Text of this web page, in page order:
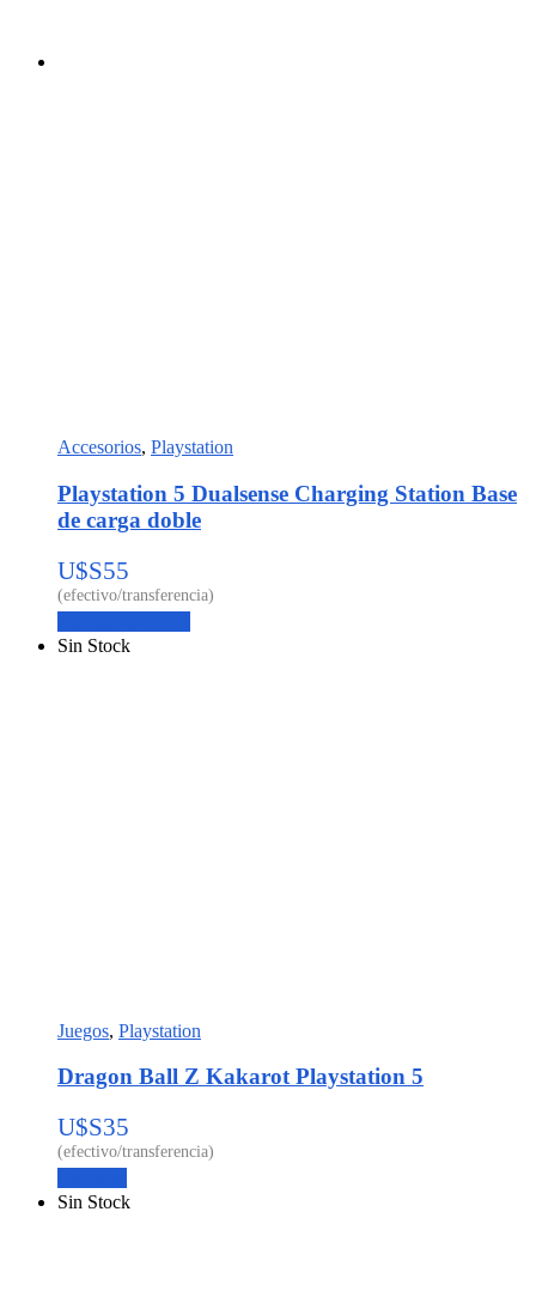
Accesorios, Playstation
Playstation 5 Dualsense Charging Station Base
de carga doble
U$S55
Sin Stock
Juegos, Playstation
Dragon Ball Z Kakarot Playstation 5
U$S35
Sin Stock